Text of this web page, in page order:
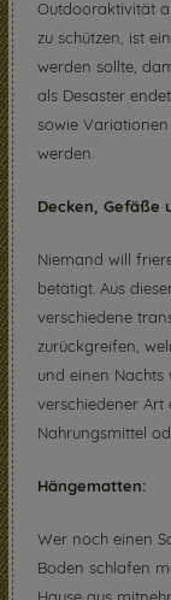
Outdooraktivität
zu schützen, ist
werden sollte,
als Desaster
sowie
werden.
Decken, Gefäße
Niemand will
betätigt. Aus
verschiedene
zurückgreifen,
und einen
verschiedener Art
Nahrungsmittel
Hängematten:
Wer noch einen
Boden schlafen